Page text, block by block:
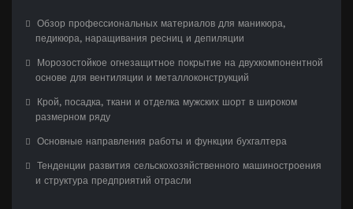
Обзор профессиональных материалов для маникюра,
педикюра, наращивания ресниц и депиляции
Морозостойкое огнезащитное покрытие на двухкомпонентной
основе для вентиляции и металлоконструкций
Крой, посадка, ткани и отделка мужских шорт в широком
размерном ряду
Основные направления работы и функции бухгалтера
Тенденции развития сельскохозяйственного машиностроения
и структура предприятий отрасли